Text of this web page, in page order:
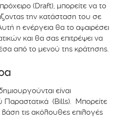
(Draft), μπορείτε να το
την κατάσταση του σε
η ενέργεια θα το αφαιρέσει
και θα σας επιτρέψει να
από το μενού της κράτησης.
είναι
Παραστατικά (Bills). Μπορείτε
βάση τις ακόλουθες επιλογές